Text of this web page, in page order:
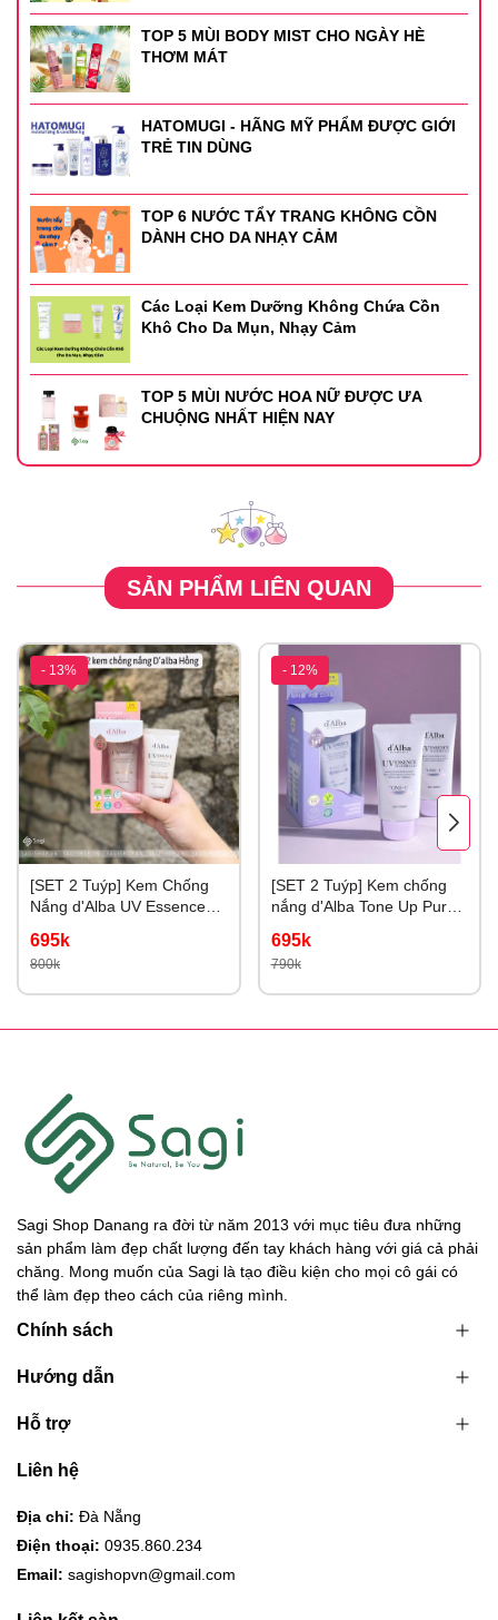
TOP 5 MÙI BODY MIST CHO NGÀY HÈ
THƠM MÁT
HATOMUGI - HÃNG MỸ PHẨM ĐƯỢC GIỚI
TRẺ TIN DÙNG
TOP 6 NƯỚC TẨY TRANG KHÔNG CỒN
DÀNH CHO DA NHẠY CẢM
Các Loại Kem Dưỡng Không Chứa Cồn
Khô Cho Da Mụn, Nhạy Cảm
TOP 5 MÙI NƯỚC HOA NỮ ĐƯỢC ƯA
CHUỘNG NHẤT HIỆN NAY
SẢN PHẨM LIÊN QUAN
- 13%
[SET 2 Tuýp] Kem Chống
Nắng d'Alba UV Essence
Correcting 50ml
695k
800k
- 12%
[SET 2 Tuýp] Kem chống
nắng d'Alba Tone Up Purple
Hiệu Chỉnh Sắc Da
695k
790k
Sagi Shop Danang ra đời từ năm 2013 với mục tiêu đưa những
sản phẩm làm đẹp chất lượng đến tay khách hàng với giá cả phải
chăng. Mong muốn của Sagi là tạo điều kiện cho mọi cô gái có
thể làm đẹp theo cách của riêng mình.
Chính sách
Hướng dẫn
Hỗ trợ
Liên hệ
Địa chỉ: Đà Nẵng
Điện thoại: 0935.860.234
Email: sagishopvn@gmail.com